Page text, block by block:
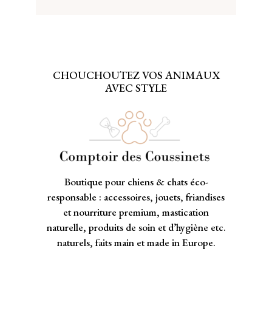
CHOUCHOUTEZ VOS ANIMAUX
AVEC STYLE
Boutique pour chiens & chats éco-
responsable : accessoires, jouets, friandises
et nourriture premium, mastication
naturelle, produits de soin et d’hygiène etc.
naturels, faits main et made in Europe.